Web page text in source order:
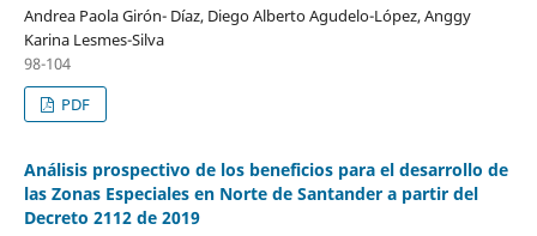
Andrea Paola Girón- Díaz, Diego Alberto Agudelo-López, Anggy
Karina Lesmes-Silva
98-104
PDF
Análisis prospectivo de los beneficios para el desarrollo de
las Zonas Especiales en Norte de Santander a partir del
Decreto 2112 de 2019